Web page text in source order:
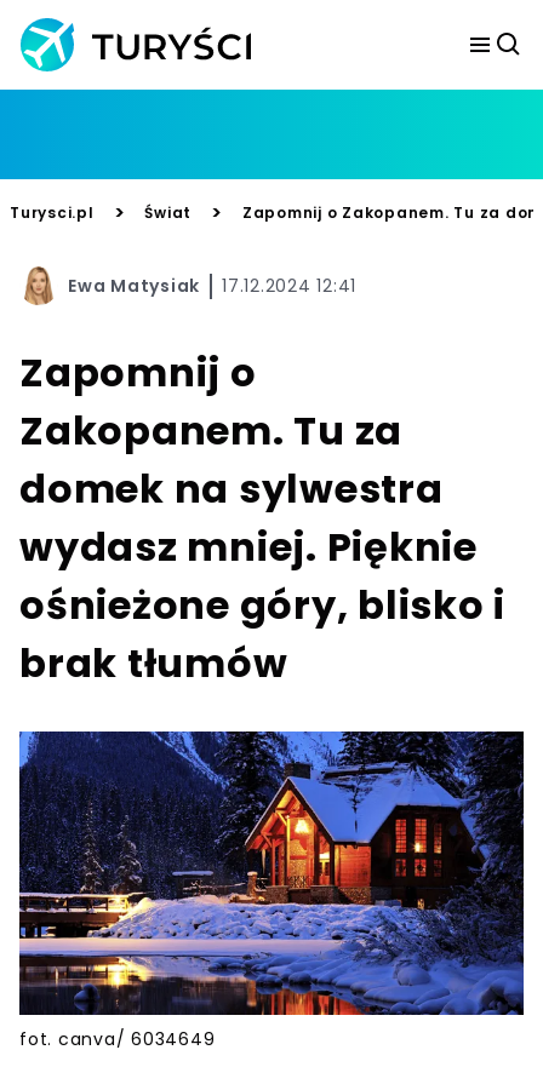
Turysci.pl > Świat > Zapomnij o Zakopanem. Tu za
Ewa Matysiak 17.12.2024 12:41
Zapomnij o
Zakopanem. Tu za
domek na sylwestra
wydasz mniej. Pięknie
ośnieżone góry, blisko i
brak tłumów
fot. canva/ 6034649